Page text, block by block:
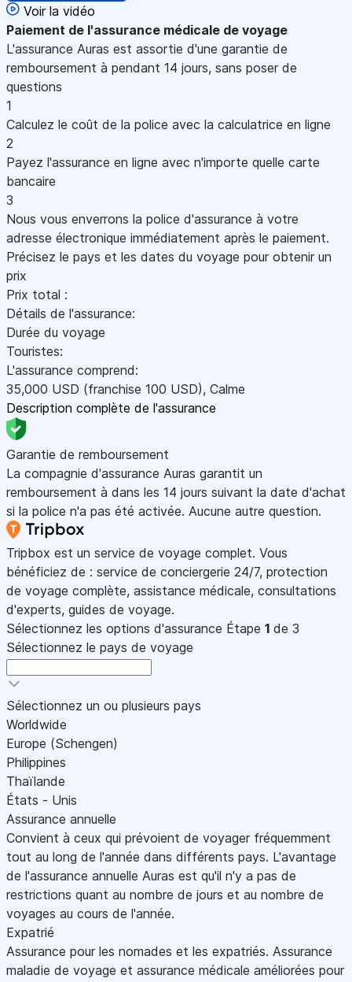
Voir la vidéo
Paiement de l'assurance médicale de voyage
L'assurance Auras est assortie d'une garantie de
remboursement à pendant 14 jours, sans poser de
questions
1
Calculez le coût de la police avec la calculatrice en ligne
2
Payez l'assurance en ligne avec n'importe quelle carte
bancaire
3
Nous vous enverrons la police d'assurance à votre
adresse électronique immédiatement après le paiement.
Précisez le pays et les dates du voyage pour obtenir un
prix
Prix total :
Détails de l'assurance:
Durée du voyage
Touristes:
L'assurance comprend:
35,000 USD (franchise 100 USD), Calme
Description complète de l'assurance
Garantie de remboursement
La compagnie d'assurance Auras garantit un
remboursement à dans les 14 jours suivant la date d'achat
si la police n'a pas été activée. Aucune autre question.
Tripbox est un service de voyage complet. Vous
bénéficiez de : service de conciergerie 24/7, protection
de voyage complète, assistance médicale, consultations
d'experts, guides de voyage.
Sélectionnez les options d'assurance Étape 1 de 3
Sélectionnez le pays de voyage
Sélectionnez un ou plusieurs pays
Worldwide
Europe (Schengen)
Philippines
Thaïlande
États - Unis
Assurance annuelle
Convient à ceux qui prévoient de voyager fréquemment
tout au long de l'année dans différents pays. L'avantage
de l'assurance annuelle Auras est qu'il n'y a pas de
restrictions quant au nombre de jours et au nombre de
voyages au cours de l'année.
Expatrié
Assurance pour les nomades et les expatriés. Assurance
maladie de voyage et assurance médicale améliorées pour